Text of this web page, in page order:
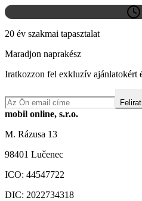
20 év szakmai tapasztalat
Maradjon naprakész
Iratkozzon fel exkluzív ajánlatokért
mobil online, s.r.o.
M. Rázusa 13
98401 Lučenec
ICO: 44547722
DIC: 2022734318